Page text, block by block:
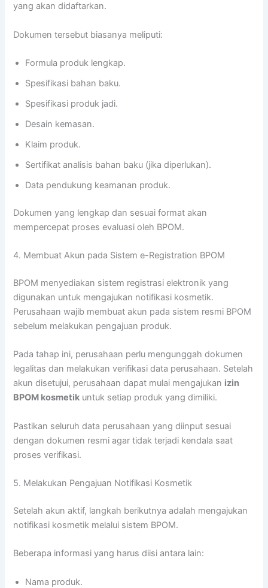
yang akan didaftarkan.
Dokumen tersebut biasanya meliputi:
Formula produk lengkap.
Spesifikasi bahan baku.
Spesifikasi produk jadi.
Desain kemasan.
Klaim produk.
Sertifikat analisis bahan baku (jika diperlukan).
Data pendukung keamanan produk.
Dokumen yang lengkap dan sesuai format akan
mempercepat proses evaluasi oleh BPOM.
4. Membuat Akun pada Sistem e-Registration BPOM
BPOM menyediakan sistem registrasi elektronik yang
digunakan untuk mengajukan notifikasi kosmetik.
Perusahaan wajib membuat akun pada sistem resmi BPOM
sebelum melakukan pengajuan produk.
Pada tahap ini, perusahaan perlu mengunggah dokumen
legalitas dan melakukan verifikasi data perusahaan. Setelah
akun disetujui, perusahaan dapat mulai mengajukan izin
BPOM kosmetik untuk setiap produk yang dimiliki.
Pastikan seluruh data perusahaan yang diinput sesuai
dengan dokumen resmi agar tidak terjadi kendala saat
proses verifikasi.
5. Melakukan Pengajuan Notifikasi Kosmetik
Setelah akun aktif, langkah berikutnya adalah mengajukan
notifikasi kosmetik melalui sistem BPOM.
Beberapa informasi yang harus diisi antara lain:
Nama produk.